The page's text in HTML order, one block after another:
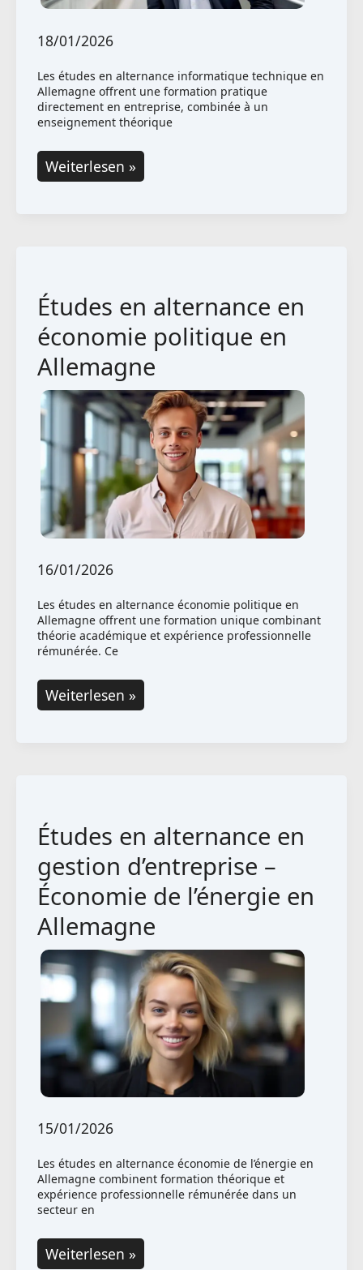
18/01/2026
Les études en alternance informatique technique en
Allemagne offrent une formation pratique
directement en entreprise, combinée à un
enseignement théorique
Études
en
en
Allemagne
Weiterlesen »
Études en alternance en
économie politique en
Allemagne
16/01/2026
Les études en alternance économie politique en
Allemagne offrent une formation unique combinant
théorie académique et expérience professionnelle
rémunérée. Ce
Études
en
en
Allemagne
Weiterlesen »
Études en alternance en
gestion d’entreprise –
Économie de l’énergie en
Allemagne
15/01/2026
Les études en alternance économie de l’énergie en
Allemagne combinent formation théorique et
expérience professionnelle rémunérée dans un
secteur en
Études
Weiterlesen »